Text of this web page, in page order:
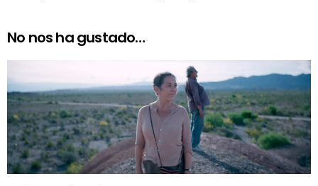
No nos ha gustado…